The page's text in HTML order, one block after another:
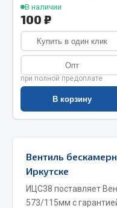
Запчасти на
Амортизаторы для
Весь раздел
Запчасти КамАЗ
Система выпуска газа
Сцепление
В наличии
100 ₽
Купить в один клик
Опт
при полной предоплате
В корзину
Вентиль
Иркутске
ИЦС38 поставляет
573/115мм с